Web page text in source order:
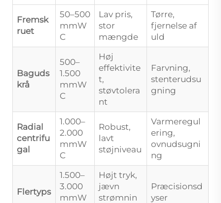
Fremsk
ruet
50–500
mmW
C
Lav pris,
stor
mængde
Tørre,
fjernelse af
uld
Baguds
krå
500–
1.500
mmW
C
Høj
effektivite
t,
støvtolera
nt
Farvning,
stenterudsu
gning
Radial
centrifu
gal
1.000–
2.000
mmW
C
Robust,
lavt
støjniveau
Varmeregul
ering,
ovnudsugni
ng
Flertyps
1.500–
3.000
mmW
Højt tryk,
jævn
strømnin
Præcisionsd
yser